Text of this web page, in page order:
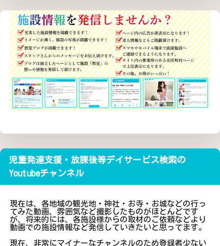
児童発達支援・放課後等デイサービス検索の
Youtubeチャンネル
現在は、各地域の観光地・神社・お寺・お城などの行っ
てみた動画、雰囲気など撮影したものがほとんどです
が、将来的には、各施設様からの取材のご依頼などより
動画での施設情報など発信していきたいと思ってます。
現在、非常にマイナーなチャンネルのため登録者少ない